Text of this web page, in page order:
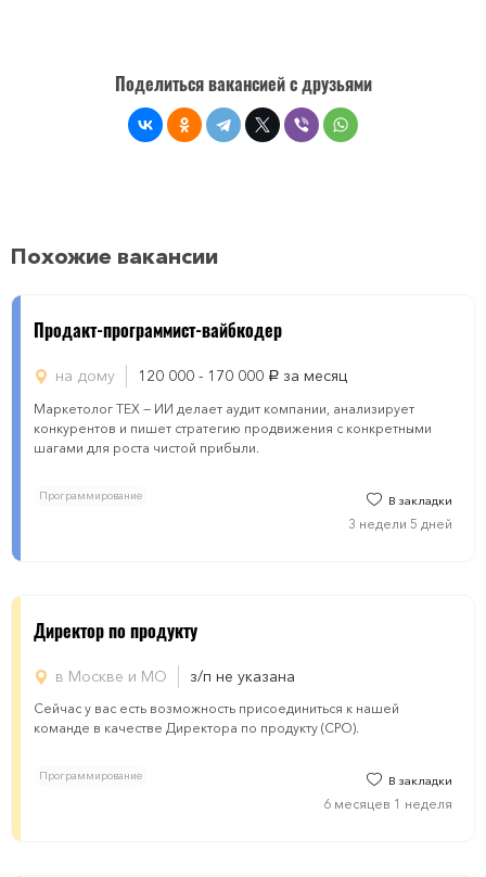
Поделиться вакансией с друзьями
Похожие вакансии
Продакт-программист-вайбкодер
на дому 120 000 - 170 000 руб. за месяц
Маркетолог ТЕХ — ИИ делает аудит компании, анализирует
конкурентов и пишет стратегию продвижения с конкретными
шагами для роста чистой прибыли.
Программирование В закладки
3 недели 5 дней
Директор по продукту
в Москве и МО з/п не указана
Сейчас у вас есть возможность присоединиться к нашей
команде в качестве Директора по продукту (CPO).
Программирование В закладки
6 месяцев 1 неделя